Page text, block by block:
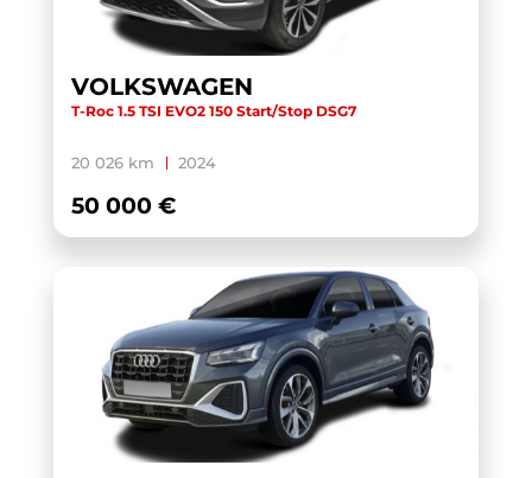
TOURAN BUSINESS (1)
TRANSIT CUSTOM CABINE APPROFONDIE
TRANSIT CUSTOM FOURGON (1)
TRANSPORTER 6.1 VAN
(1)
WRANGLER (1)
X-TRAIL (1)
X1 F48 LCI (1)
(1)
VOLKSWAGEN
T-Roc 1.5 TSI EVO2 150 Start/Stop DSG7
20 026 km 2024
50 000 €